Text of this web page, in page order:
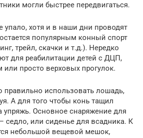
могли быстрее передвигаться.
упало, хотя и в наши дни проводят
популярным конный спорт
трейл, скачки и т.д.). Нередко
для реабилитации детей с ДЦП,
просто верховых прогулок.
использовать лошадь,
А для того чтобы конь тащил
упряжь. Основное снаряжение для
седло, или сиденье для всадника. К
небольшой вещевой мешок,